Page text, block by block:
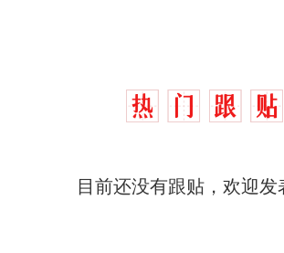
目前还没有跟贴，欢迎发
哥士兵搬起大石块